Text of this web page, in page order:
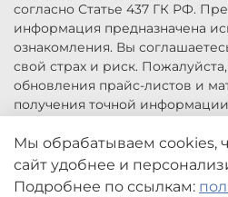
согласно Статье 437 ГК РФ.
информация предназначена
ознакомления. Вы
свой страх и риск.
обновления прайс-листов и
получения точной
заказа услуг заполните форму
Цены, указанные на сайте
информация и не являются
Мы обрабатываем cookies,
сайт удобнее и
Подробнее по ссылкам: